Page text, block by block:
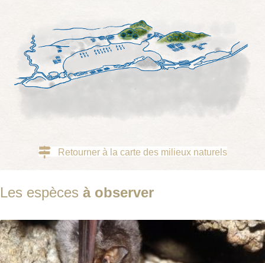
Retourner à la carte des milieux naturels
Les espèces à observer